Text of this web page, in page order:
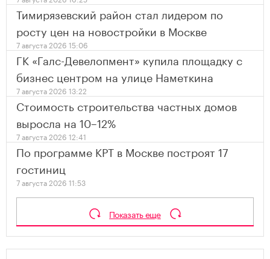
Тимирязевский район стал лидером по
росту цен на новостройки в Москве
7 августа 2026 15:06
ГК «Галс-Девелопмент» купила площадку с
бизнес центром на улице Наметкина
7 августа 2026 13:22
Стоимость строительства частных домов
выросла на 10–12%
7 августа 2026 12:41
По программе КРТ в Москве построят 17
гостиниц
7 августа 2026 11:53
Показать еще